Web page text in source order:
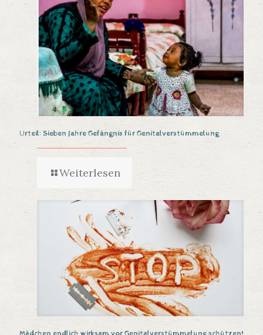
Urteil: Sieben Jahre Gefängnis für Genitalverstümmelung
Weiterlesen